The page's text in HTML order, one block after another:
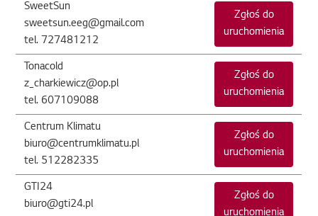
SweetSun
sweetsun.eeg@gmail.com
tel. 727481212
Zgłoś do
uruchomienia
Tonacold
z_charkiewicz@op.pl
tel. 607109088
Zgłoś do
uruchomienia
Centrum Klimatu
biuro@centrumklimatu.pl
tel. 512282335
Zgłoś do
uruchomienia
GTI24
biuro@gti24.pl
Zgłoś do
uruchomienia